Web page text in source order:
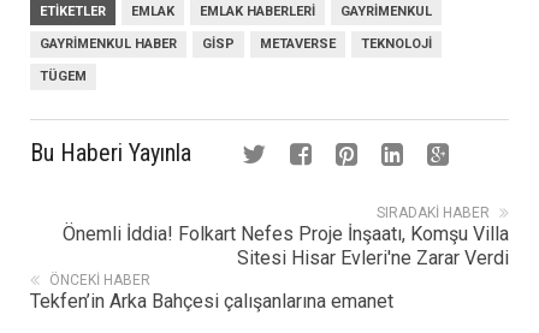
ETIKETLER EMLAK EMLAK HABERLERI GAYRIMENKUL
GAYRIMENKUL HABER GISP METAVERSE TEKNOLOJI
TÜGEM
Bu Haberi Yayınla
SIRADAKI HABER
Önemli İddia! Folkart Nefes Proje İnşaatı, Komşu Villa
Sitesi Hisar Evleri'ne Zarar Verdi
ÖNCEKI HABER
Tekfen’in Arka Bahçesi çalışanlarına emanet